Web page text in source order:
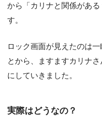
から「カリナと関係があ
す。
ロック画面が見えたのは
とから、ますますカリナ
にしていきました。
実際はどうなの？